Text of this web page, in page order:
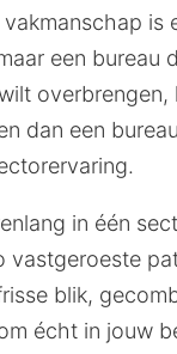
is
een bureau
overbrengen,
dan een
in één
vastgeroeste
blik,
écht in jouw